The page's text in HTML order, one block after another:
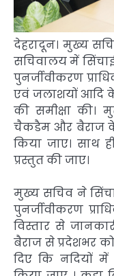
देहरादून। मुख्य
सचिवालय में
पुनर्जीवीकरण
एवं जलाशयों आदि
की समीक्षा की।
चैकडैम और बैराज के
किया जाए। साथ
प्रस्तुत की जाए।
मुख्य सचिव ने
पुनर्जीवीकरण
विस्तार से
बैराज से प्रदेशभर
दिए कि नदियों